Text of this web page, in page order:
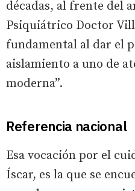
décadas, al frente del
Psiquiátrico Doctor
fundamental al dar el
aislamiento a uno de
moderna”.
Referencia nacional
Esa vocación por el
Íscar, es la que se